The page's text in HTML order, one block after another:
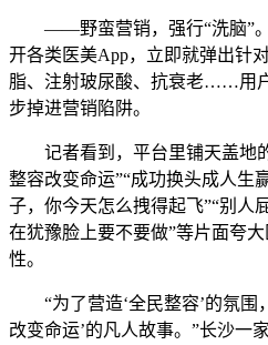
——野蛮营销，强行“洗脑”。
开各类医美App，立即就弹出针
脂、注射玻尿酸、抗衰老……用
步掉进营销陷阱。
记者看到，平台里铺天盖地
整容改变命运”“成功换头成人生
子，你今天怎么拽得起飞”“别人
在犹豫脸上要不要做”等片面夸
性。
“为了营造‘全民整容’的氛围
改变命运’的凡人故事。”长沙一